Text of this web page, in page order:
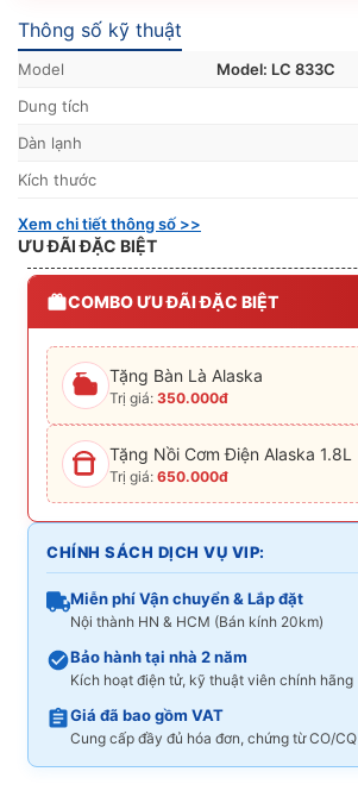
Thông số kỹ thuật
Model
Model: LC 833C
Dung tích
Dàn lạnh
Kích thước
Xem chi tiết thông số >>
ƯU ĐÃI ĐẶC BIỆT
COMBO ƯU ĐÃI ĐẶC BIỆT
Tặng Bàn Là Alaska
Trị giá: 350.000đ
Tặng Nồi Cơm Điện Alaska 1.8L
Trị giá: 650.000đ
CHÍNH SÁCH DỊCH VỤ VIP:
Miễn phí Vận chuyển & Lắp đặt
Nội thành HN & HCM (Bán kính 20km)
Bảo hành tại nhà 2 năm
Kích hoạt điện tử, kỹ thuật viên chính hãng
Giá đã bao gồm VAT
Cung cấp đầy đủ hóa đơn, chứng từ CO/CQ